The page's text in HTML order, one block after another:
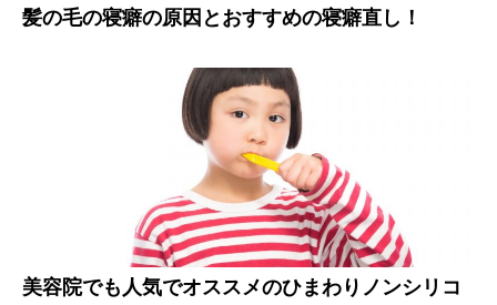
髪の毛の寝癖の原因とおすすめの寝癖直し！
美容院でも人気でオススメのひまわりノンシリコ